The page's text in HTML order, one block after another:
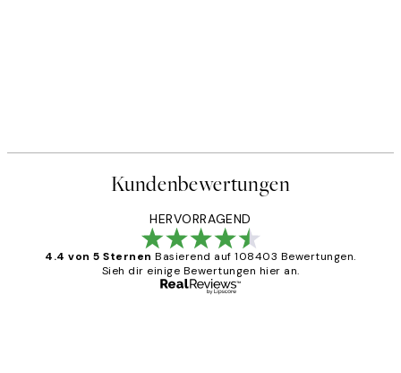
Kundenbewertungen
HERVORRAGEND
4.4 von 5 Sternen Basierend auf 108403 Bewertungen.
Sieh dir einige Bewertungen hier an.